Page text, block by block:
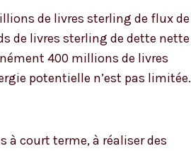
de livres sterling de flux de
de livres sterling de dette nette
400 millions de livres
potentielle n’est pas limitée.
à court terme, à réaliser des